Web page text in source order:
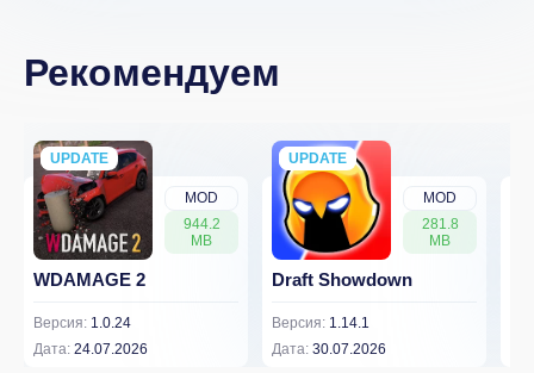
Рекомендуем
MOD
944.2
MB
UPDATE
NEW
WDAMAGE 2
Версия: 1.0.24
Дата: 24.07.2026
MOD
281.8
MB
UPDATE
NEW
Draft Showdown
Версия: 1.14.1
Дата: 30.07.2026